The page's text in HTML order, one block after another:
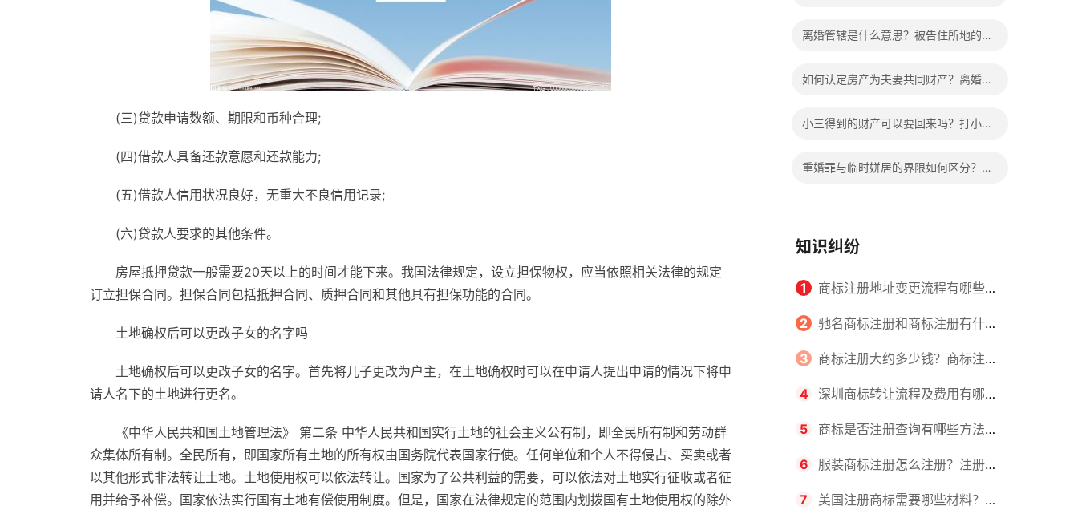
(三)贷款申请数额、期限和币种合理;
(四)借款人具备还款意愿和还款能力;
(五)借款人信用状况良好，无重大不良信用记录;
(六)贷款人要求的其他条件。
房屋抵押贷款一般需要20天以上的时间才能下来。我国法律规定，设立担保物权，应当依照相关法律的规定
订立担保合同。担保合同包括抵押合同、质押合同和其他具有担保功能的合同。
土地确权后可以更改子女的名字吗
土地确权后可以更改子女的名字。首先将儿子更改为户主，在土地确权时可以在申请人提出申请的情况下将申
请人名下的土地进行更名。
《中华人民共和国土地管理法》 第二条 中华人民共和国实行土地的社会主义公有制，即全民所有制和劳动群
众集体所有制。全民所有，即国家所有土地的所有权由国务院代表国家行使。任何单位和个人不得侵占、买卖或者
以其他形式非法转让土地。土地使用权可以依法转让。国家为了公共利益的需要，可以依法对土地实行征收或者征
用并给予补偿。国家依法实行国有土地有偿使用制度。但是，国家在法律规定的范围内划拨国有土地使用权的除外
离婚管辖是什么意思？被告住所地的法
如何认定房产为夫妻共同财产？离婚财
小三得到的财产可以要回来吗？打小三
重婚罪与临时姘居的界限如何区分？重
知识纠纷
1 商标注册地址变更流程有哪些？
怎么提交申请书件？
2 驰名商标注册和商标注册有什么
区别？
3 商标注册大约多少钱？商标注册
查询的方式有哪些？
4 深圳商标转让流程及费用有哪些
要求？商标转让所需时间是多久？
5 商标是否注册查询有哪些方法？
有哪些步骤？
6 服装商标注册怎么注册？注册商
标流程有哪些？
7 美国注册商标需要哪些材料？美